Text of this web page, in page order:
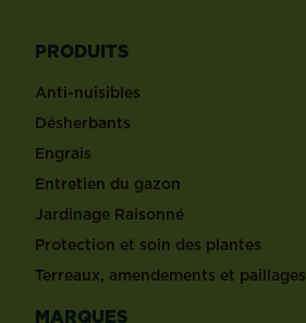
PRODUITS
Anti-nuisibles
Désherbants
Engrais
Entretien du gazon
Jardinage Raisonné
Protection et soin des plantes
Terreaux, amendements et paillages
MARQUES